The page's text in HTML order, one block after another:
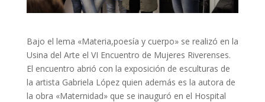
Bajo el lema «Materia,poesía y cuerpo» se realizó en la
Usina del Arte el VI Encuentro de Mujeres Riverenses.
El encuentro abrió con la exposición de esculturas de
la artista Gabriela López quien además es la autora de
la obra «Maternidad» que se inauguró en el Hospital